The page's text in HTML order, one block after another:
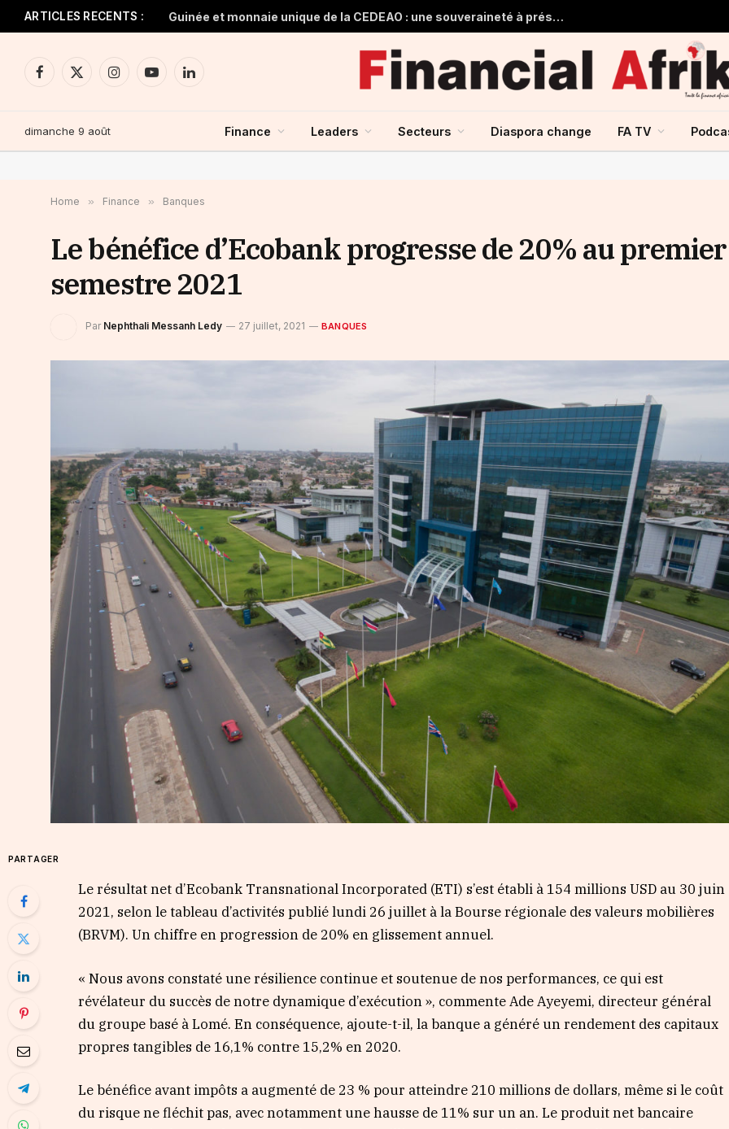
ARTICLES RECENTS : Guinée et monnaie unique de la CEDEAO : une souveraineté à préserver, une intégration à repenser
Facebook
X
InstagramYouTubeLinkedIn
dimanche 9 août Finance Leaders Secteurs Diaspora change FA TV
Home » Finance » Banques
Le bénéfice d’Ecobank progresse de 20% au premier
semestre 2021
Par Nephthali Messanh Ledy 27 juillet, 2021 BANQUES
PARTAGER
Le résultat net d’Ecobank Transnational Incorporated (ETI) s’est établi à 154 millions USD au 30 juin
2021, selon le tableau d’activités publié lundi 26 juillet à la Bourse régionale des valeurs mobilières
(BRVM). Un chiffre en progression de 20% en glissement annuel.
« Nous avons constaté une résilience continue et soutenue de nos performances, ce qui est
révélateur du succès de notre dynamique d’exécution », commente Ade Ayeyemi, directeur général
du groupe basé à Lomé. En conséquence, ajoute-t-il, la banque a généré un rendement des capitaux
propres tangibles de 16,1% contre 15,2% en 2020.
Le bénéfice avant impôts a augmenté de 23 % pour atteindre 210 millions de dollars, même si le coût
du risque ne fléchit pas, avec notamment une hausse de 11% sur un an. Le produit net bancaire